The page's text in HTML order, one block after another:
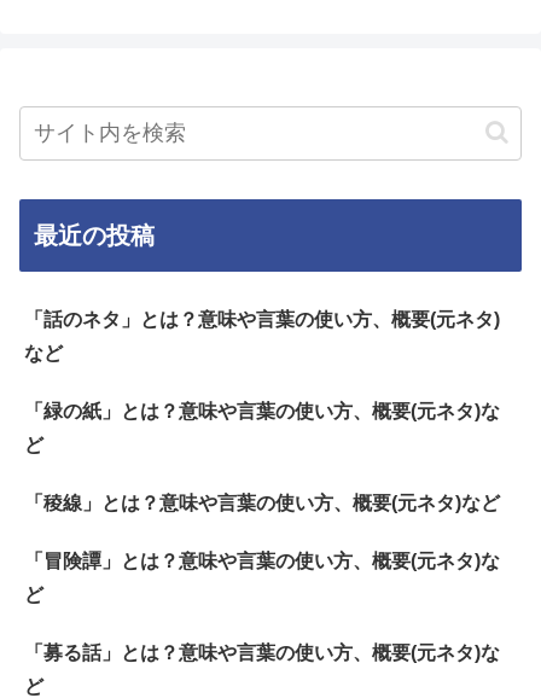
最近の投稿
「話のネタ」とは？意味や言葉の使い方、概要(元ネタ)
など
「緑の紙」とは？意味や言葉の使い方、概要(元ネタ)な
ど
「稜線」とは？意味や言葉の使い方、概要(元ネタ)など
「冒険譚」とは？意味や言葉の使い方、概要(元ネタ)な
ど
「募る話」とは？意味や言葉の使い方、概要(元ネタ)な
ど